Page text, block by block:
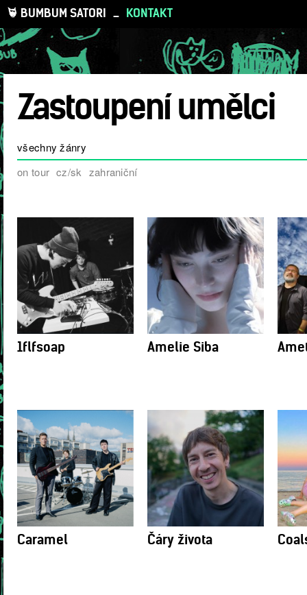
BUMBUM SATORI _ KONTAKT
Zastoupení umělci
všechny žánry
on tour cz/sk zahraniční
1flfsoap Amelie Siba
Caramel Čáry života